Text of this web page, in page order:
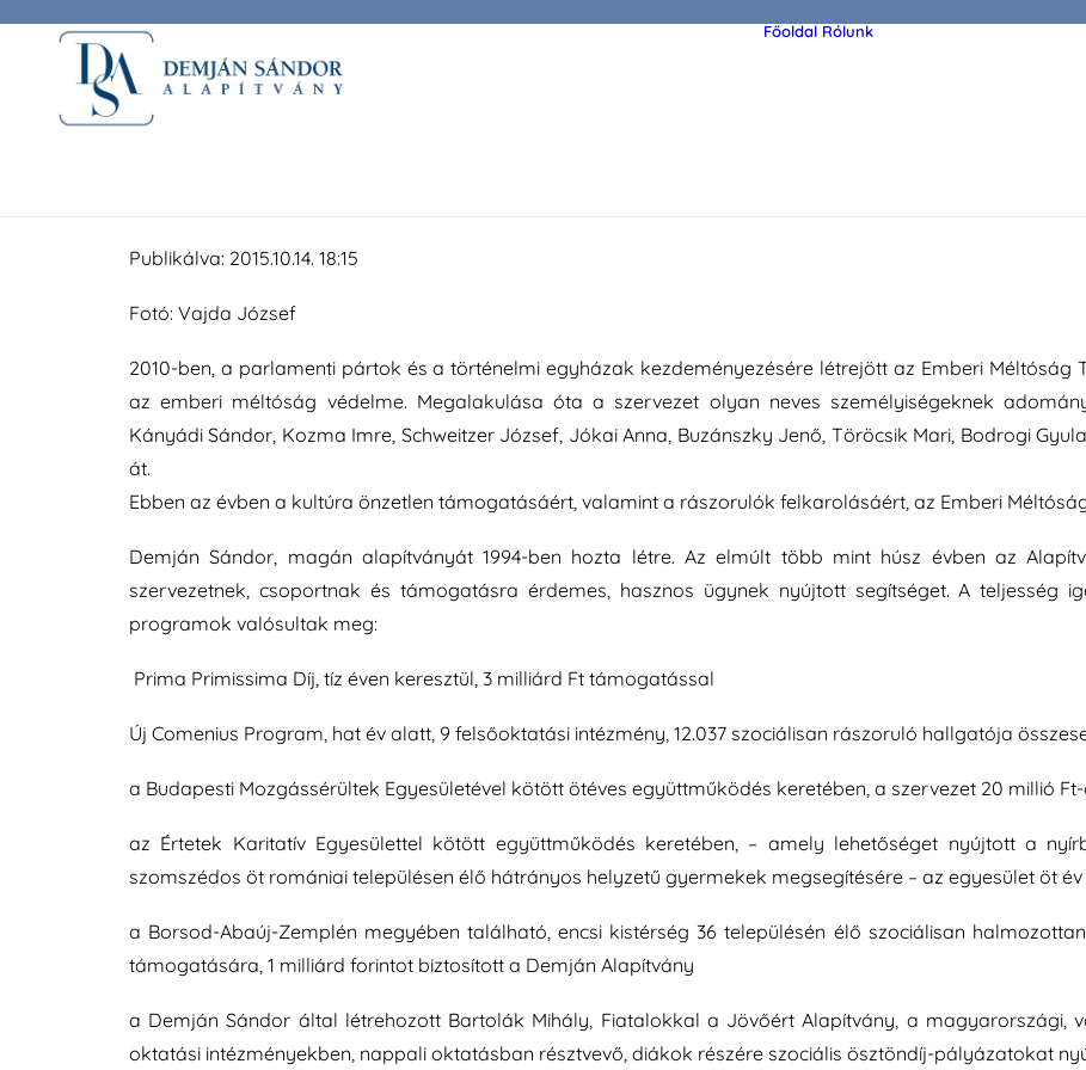
Főoldal Rólunk
Publikálva: 2015.10.14. 18:15
Fotó: Vajda József
2010-ben, a parlamenti pártok és a történelmi egyházak kezdeményezésére létrejött az Emberi Méltóság
az emberi méltóság védelme. Megalakulása óta a szervezet olyan neves személyiségeknek
Kányádi Sándor, Kozma Imre, Schweitzer József, Jókai Anna, Buzánszky Jenő, Töröcsik Mari, Bodrogi
át.
Ebben az évben a kultúra önzetlen támogatásáért, valamint a rászorulók felkarolásáért, az Emberi
Demján Sándor, magán alapítványát 1994-ben hozta létre. Az elmúlt több mint húsz évben az
szervezetnek, csoportnak és támogatásra érdemes, hasznos ügynek nyújtott segítséget. A teljesség
programok valósultak meg:
Prima Primissima Díj, tíz éven keresztül, 3 milliárd Ft támogatással
Új Comenius Program, hat év alatt, 9 felsőoktatási intézmény, 12.037 szociálisan rászoruló hallgatója
a Budapesti Mozgássérültek Egyesületével kötött ötéves együttműködés keretében, a szervezet 20 millió
az Értetek Karitatív Egyesülettel kötött együttműködés keretében, – amely lehetőséget nyújtott a
szomszédos öt romániai településen élő hátrányos helyzetű gyermekek megsegítésére – az egyesület öt
a Borsod-Abaúj-Zemplén megyében található, encsi kistérség 36 településén élő szociálisan
támogatására, 1 milliárd forintot biztosított a Demján Alapítvány
a Demján Sándor által létrehozott Bartolák Mihály, Fiatalokkal a Jövőért Alapítvány, a magyarországi,
oktatási intézményekben, nappali oktatásban résztvevő, diákok részére szociális ösztöndíj-pályázatokat